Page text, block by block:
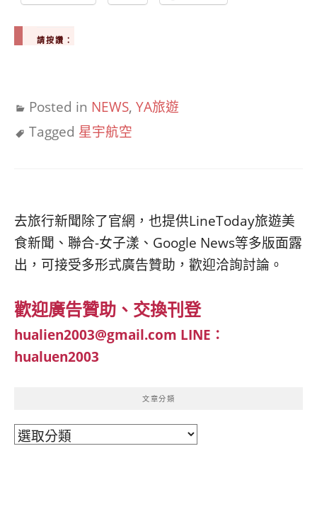
請按讚：
Posted in NEWS, YA旅遊
Tagged 星宇航空
去旅行新聞除了官網，也提供LineToday旅遊美
食新聞、聯合-女子漾、Google News等多版面露
出，可接受多形式廣告贊助，歡迎洽詢討論。
歡迎廣告贊助、交換刊登
hualien2003@gmail.com LINE：
hualuen2003
文章分類
文